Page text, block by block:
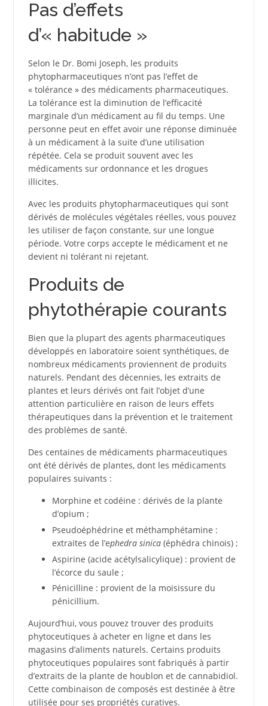
Pas d’effets
d’« habitude »
Selon le Dr. Bomi Joseph, les produits
phytopharmaceutiques n’ont pas l’effet de
« tolérance » des médicaments pharmaceutiques.
La tolérance est la diminution de l’efficacité
marginale d’un médicament au fil du temps. Une
personne peut en effet avoir une réponse diminuée
à un médicament à la suite d’une utilisation
répétée. Cela se produit souvent avec les
médicaments sur ordonnance et les drogues
illicites.
Avec les produits phytopharmaceutiques qui sont
dérivés de molécules végétales réelles, vous pouvez
les utiliser de façon constante, sur une longue
période. Votre corps accepte le médicament et ne
devient ni tolérant ni rejetant.
Produits de
phytothérapie courants
Bien que la plupart des agents pharmaceutiques
développés en laboratoire soient synthétiques, de
nombreux médicaments proviennent de produits
naturels. Pendant des décennies, les extraits de
plantes et leurs dérivés ont fait l’objet d’une
attention particulière en raison de leurs effets
thérapeutiques dans la prévention et le traitement
des problèmes de santé.
Des centaines de médicaments pharmaceutiques
ont été dérivés de plantes, dont les médicaments
populaires suivants :
Morphine et codéine : dérivés de la plante
d’opium ;
Pseudoéphédrine et méthamphétamine :
extraites de l’ephedra sinica(éphédra chinois) ;
Aspirine (acide acétylsalicylique) : provient de
l’écorce du saule ;
Pénicilline : provient de la moisissure du
pénicillium.
Aujourd’hui, vous pouvez trouver des produits
phytoceutiques à acheter en ligne et dans les
magasins d’aliments naturels. Certains produits
phytoceutiques populaires sont fabriqués à partir
d’extraits de la plante de houblon et de cannabidiol.
Cette combinaison de composés est destinée à être
utilisée pour ses propriétés curatives.